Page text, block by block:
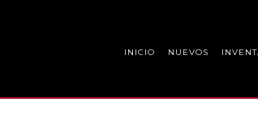
INICIO NUEVOS